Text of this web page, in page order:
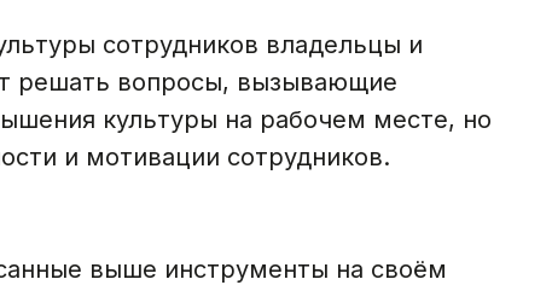
сотрудников владельцы и
решать вопросы, вызывающие
культуры на рабочем месте, но
и мотивации сотрудников.
выше инструменты на своём